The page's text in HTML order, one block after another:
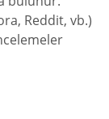
Reddit, vb.)